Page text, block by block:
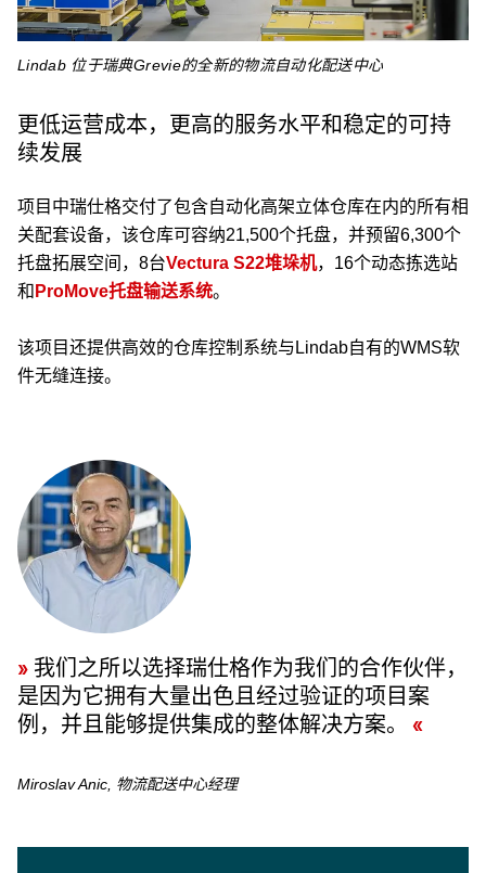
Lindab 位于瑞典Grevie的全新的物流自动化配送中心
更低运营成本，更高的服务水平和稳定的可持
续发展
项目中瑞仕格交付了包含自动化高架立体仓库在内的所有相
关配套设备，该仓库可容纳21,500个托盘，并预留6,300个
托盘拓展空间，8台Vectura S22堆垛机，16个动态拣选站
和 ProMove托盘输送系统。
该项目还提供高效的仓库控制系统与Lindab自有的WMS软
件无缝连接。
我们之所以选择瑞仕格作为我们的合作伙伴，
是因为它拥有大量出色且经过验证的项目案
例，并且能够提供集成的整体解决方案。
Miroslav Anic, 物流配送中心经理